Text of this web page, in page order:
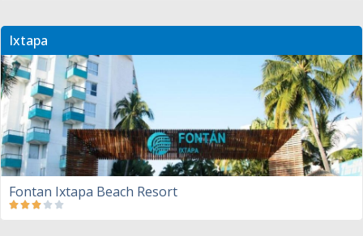
Ixtapa
Fontan Ixtapa Beach Resort